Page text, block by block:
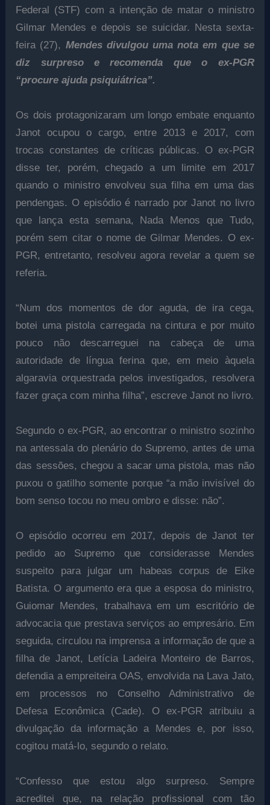
Federal (STF) com a intenção de matar o ministro
Gilmar Mendes e depois se suicidar. Nesta sexta-
feira (27), Mendes divulgou uma nota em que se
diz surpreso e recomenda que o ex-PGR
“procure ajuda psiquiátrica”.
Os dois protagonizaram um longo embate enquanto
Janot ocupou o cargo, entre 2013 e 2017, com
trocas constantes de críticas públicas. O ex-PGR
disse ter, porém, chegado a um limite em 2017
quando o ministro envolveu sua filha em uma das
pendengas. O episódio é narrado por Janot no livro
que lança esta semana, Nada Menos que Tudo,
porém sem citar o nome de Gilmar Mendes. O ex-
PGR, entretanto, resolveu agora revelar a quem se
referia.
“Num dos momentos de dor aguda, de ira cega,
botei uma pistola carregada na cintura e por muito
pouco não descarreguei na cabeça de uma
autoridade de língua ferina que, em meio àquela
algaravia orquestrada pelos investigados, resolvera
fazer graça com minha filha”, escreve Janot no livro.
Segundo o ex-PGR, ao encontrar o ministro sozinho
na antessala do plenário do Supremo, antes de uma
das sessões, chegou a sacar uma pistola, mas não
puxou o gatilho somente porque “a mão invisível do
bom senso tocou no meu ombro e disse: não”.
O episódio ocorreu em 2017, depois de Janot ter
pedido ao Supremo que considerasse Mendes
suspeito para julgar um habeas corpus de Eike
Batista. O argumento era que a esposa do ministro,
Guiomar Mendes, trabalhava em um escritório de
advocacia que prestava serviços ao empresário. Em
seguida, circulou na imprensa a informação de que a
filha de Janot, Letícia Ladeira Monteiro de Barros,
defendia a empreiteira OAS, envolvida na Lava Jato,
em processos no Conselho Administrativo de
Defesa Econômica (Cade). O ex-PGR atribuiu a
divulgação da informação a Mendes e, por isso,
cogitou matá-lo, segundo o relato.
“Confesso que estou algo surpreso. Sempre
acreditei que, na relação profissional com tão